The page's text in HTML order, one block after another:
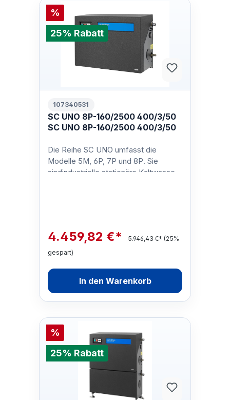
%
25% Rabatt
107340531
SC UNO 8P-160/2500 400/3/50
SC UNO 8P-160/2500 400/3/50
Die Reihe SC UNO umfasst die
Modelle 5M, 6P, 7P und 8P. Sie
sindindustrielle stationäre Kaltwasser
4.459,82 €* 5.946,43 €* (25%
gespart)
In den Warenkorb
%
25% Rabatt